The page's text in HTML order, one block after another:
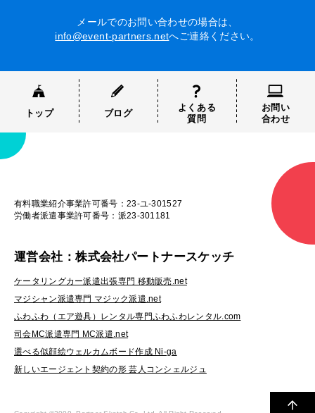
メールでのお問い合わせの場合は、
info@event-partners.netへご連絡ください。
トップ ブログ
よくある
質問
お問い
合わせ
有料職業紹介事業許可番号：23-ユ-301527
労働者派遣事業許可番号：派23-301181
運営会社：株式会社パートナースケッチ
ケータリングカー派遣出張専門 移動販売.net
マジシャン派遣専門 マジック派遣.net
ふわふわ（エア遊具）レンタル専門ふわふわレンタル.com
司会MC派遣専門 MC派遣.net
選べる似顔絵ウェルカムボード作成 Ni-ga
新しいエージェント契約の形 芸人コンシェルジュ